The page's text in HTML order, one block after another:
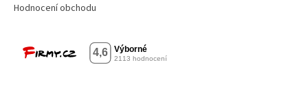
Hodnocení obchodu